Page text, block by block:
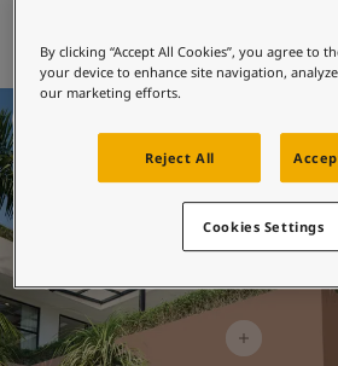
Colour Tools
အရောင်နမူနာများ
အတုယူစရာအသွင်အပြင်များ
အတွင်းခန်းအတွက် အတုယူစရာအသွင်အပြ
အပြင်ပိုင်းအတွက် အတုယူစရာအသွင်အပြ
စိတ်ကူးယဉ်မှုဖြင့်နေထိုင်မှု
ဆောင်းပါးများ
သင့်အိမ်အားဆေးဖြင့်အလှဆင်ပါ
ကိုယ်စားလှယ်ဆိုင်ကိုရှာရန်
စာရွက်စာတမ်းထုတ်ကုန်
နည်းပညာဆိုင်ရာအချက်အလက်များ
By clicking “Accept All Cookies”, you agree to
your device to enhance site navigation,
our marketing efforts.
Reject All
Cookies Settings